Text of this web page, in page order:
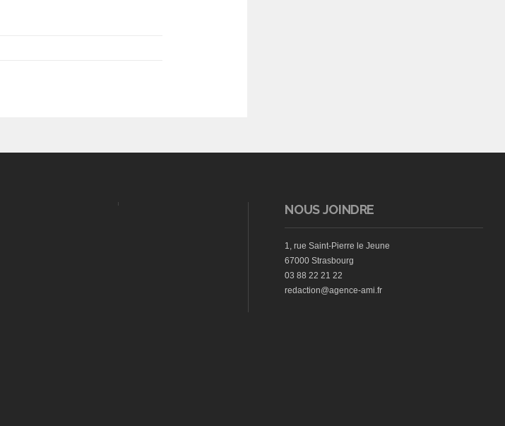
NOUS JOINDRE
1, rue Saint-Pierre le Jeune
67000 Strasbourg
03 88 22 21 22
redaction@agence-ami.fr